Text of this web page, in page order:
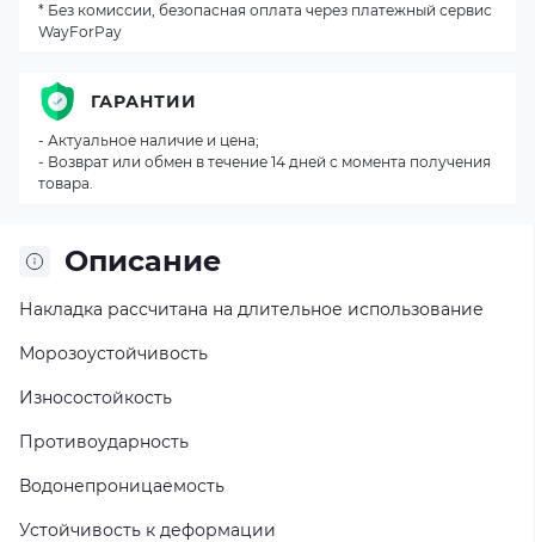
Описание
Накладка рассчитана на длительное использование
Морозоустойчивость
Износостойкость
Противоударность
Водонепроницаемость
Устойчивость к деформации
* Без комиссии, безопасная оплата через платежный сервис
WayForPay
ГАРАНТИИ
- Актуальное наличие и цена;
- Возврат или обмен в течение 14 дней с момента получения
товара.